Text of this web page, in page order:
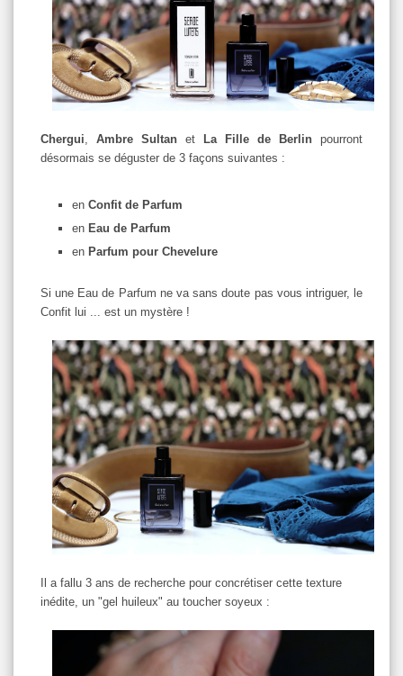
Chergui Ambre Sultan et La Fille de Berlin pourront
désormais se déguster de 3 façons suivantes :
en Confit de Parfum
en Eau de Parfum
en Parfum pour Chevelure
Si une Eau de Parfum ne va sans doute pas vous intriguer, le
Confit lui ... est un mystère !
Il a fallu 3 ans de recherche pour concrétiser cette texture
inédite, un "gel huileux" au toucher soyeux :